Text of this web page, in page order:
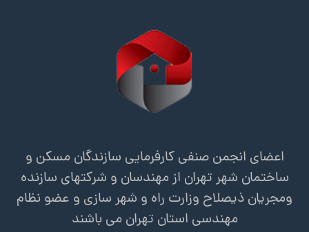
اعضای انجمن صنفی کارفرمایی سازندگان مسکن و
ساختمان شهر تهران از مهندسان و شرکتهای سازنده
ومجریان ذیصلاح وزارت راه و شهر سازی و عضو نظام
مهندسی استان تهران می باشند